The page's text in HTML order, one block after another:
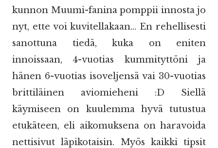
kunnon Muumi-fanina pomppii innosta jo
nyt, ette voi kuvitellakaan... En rehellisesti
sanottuna tiedä, kuka on eniten
innoissaan, 4-vuotias kummityttöni ja
hänen 6-vuotias isoveljensä vai 30-vuotias
brittiläinen aviomieheni :D Siellä
käymiseen on kuulemma hyvä tutustua
etukäteen, eli aikomuksena on haravoida
nettisivut läpikotaisin. Myös kaikki tipsit